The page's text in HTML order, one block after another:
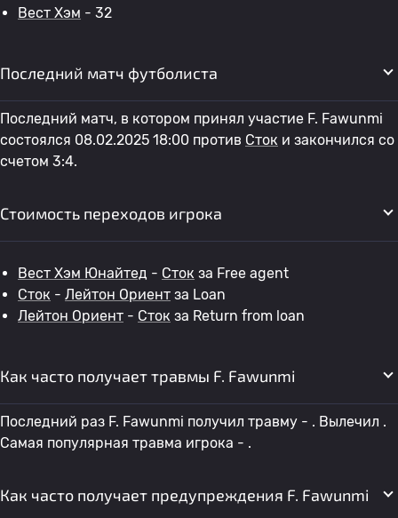
Вест Хэм - 32
Последний матч футболиста
Последний матч, в котором принял участие F. Fawunmi
состоялся 08.02.2025 18:00 против Сток и закончился со
счетом 3:4.
Стоимость переходов игрока
Вест Хэм Юнайтед - Сток за Free agent
Сток - Лейтон Ориент за Loan
Лейтон Ориент - Сток за Return from loan
Как часто получает травмы F. Fawunmi
Последний раз F. Fawunmi получил травму - . Вылечил .
Самая популярная травма игрока - .
Как часто получает предупреждения F. Fawunmi